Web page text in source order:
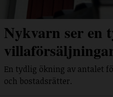
Nykvarn ser en
En tydlig ökning av antalet
och bostadsrätter.